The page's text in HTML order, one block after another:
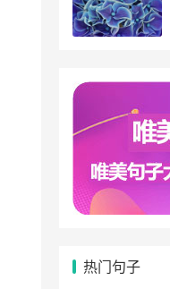
热门句子